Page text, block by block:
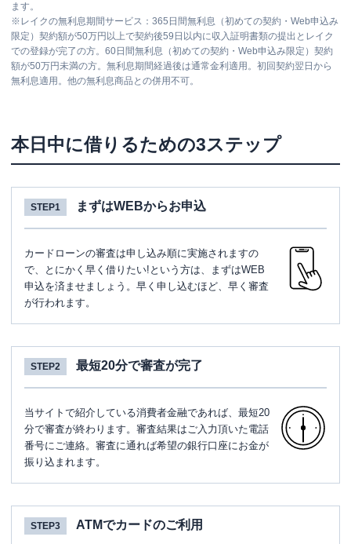
ます。
※ レイクの無利息期間サービス：365日間無利息（初めての契約・Web申込み
限定）契約額が50万円以上で契約後59日以内に収入証明書類の提出とレイク
での登録が完了の方。60日間無利息（初めての契約・Web申込み限定）契約
額が50万円未満の方。無利息期間経過後は通常金利適用。初回契約翌日から
無利息適用。他の無利息商品との併用不可。
本日中に借りるための3ステップ
STEP1 まずはWEBからお申込
カードローンの審査は申し込み順に実施されますの
で、とにかく早く借りたい!という方は、まずはWEB
申込を済ませましょう。早く申し込むほど、早く審査
が行われます。
STEP2 最短20分で審査が完了
当サイトで紹介している消費者金融であれば、最短20
分で審査が終わります。審査結果はご入力頂いた電話
番号にご連絡。審査に通れば希望の銀行口座にお金が
振り込まれます。
STEP3 ATMでカードのご利用